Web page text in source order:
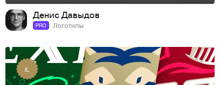
Денис Давыдов
PRO Логотипы
IL